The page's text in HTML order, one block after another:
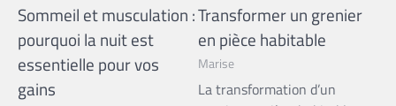
Sommeil et musculation :
pourquoi la nuit est
essentielle pour vos
gains
Transformer un grenier
en pièce habitable
Marise
La transformation d’un